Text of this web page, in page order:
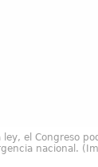
ley, el Congreso
nacional.